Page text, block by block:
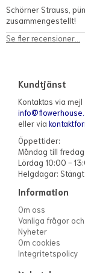
Schörner Strauss,
zusammengestellt!
Se fler recensioner...
Kundtjänst
Kontaktas via mejl
eller via
Öppettider:
Måndag till
Lördag 10:00 -
Helgdagar: Stängt
Information
Om oss
Vanliga frågor
Nyheter
Om cookies
Integritetspolicy